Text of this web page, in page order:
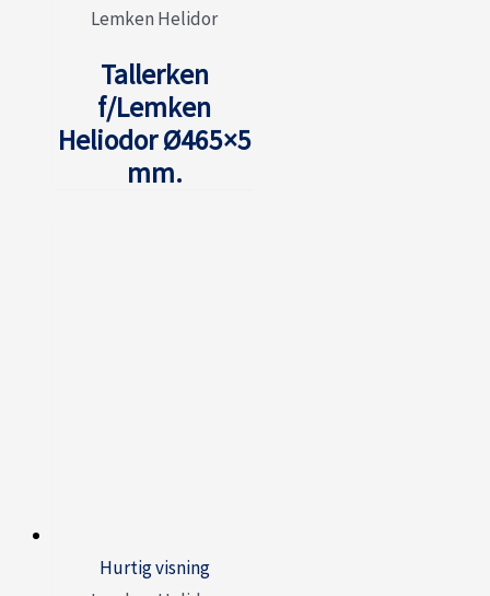
Lemken Helidor
Tallerken
f/Lemken
Heliodor Ø465×5
mm.
Hurtig visning